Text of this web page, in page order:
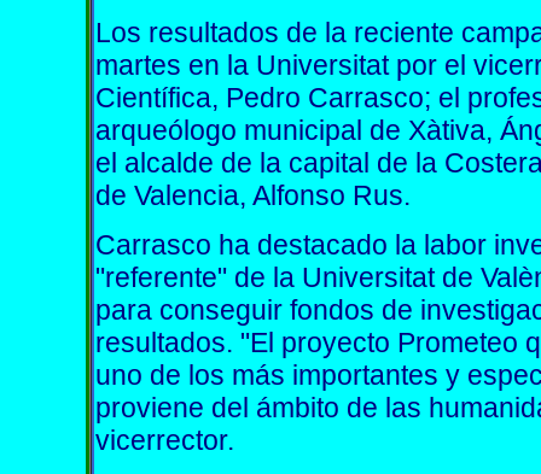
Los resultados de la reciente
martes en la Universitat por el
Científica, Pedro Carrasco; el
arqueólogo municipal de Xàtiva,
el alcalde de la capital de la
de Valencia, Alfonso Rus.
Carrasco ha destacado la labor
"referente" de la Universitat de
para conseguir fondos de
resultados. "El proyecto Prometeo
uno de los más importantes y
proviene del ámbito de las
vicerrector.